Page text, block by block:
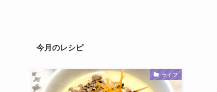
今月のレシピ
ライフ